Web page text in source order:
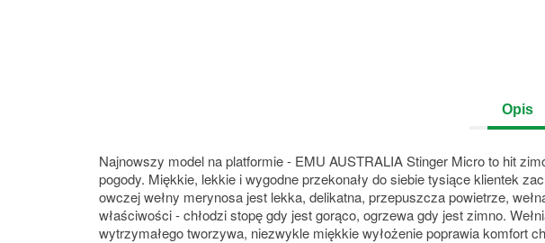
Opis
Najnowszy model na platformie - EMU AUSTRALIA Stinger Micro to hit
pogody. Miękkie, lekkie i wygodne przekonały do siebie tysiące klientek
owczej wełny merynosa jest lekka, delikatna, przepuszcza powietrze,
właściwości - chłodzi stopę gdy jest gorąco, ogrzewa gdy jest zimno.
wytrzymałego tworzywa, niezwykle miękkie wyłożenie poprawia komfort